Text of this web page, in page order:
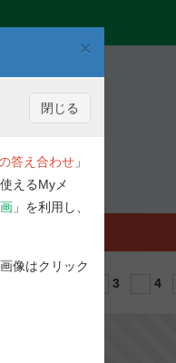
×
閉じる
答え合わせ 」
えるMyメ
」を利用し、
像はクリック
3 4